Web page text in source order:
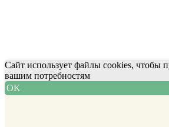
Сайт использует файлы cookies, чтобы
вашим потребностям
OK